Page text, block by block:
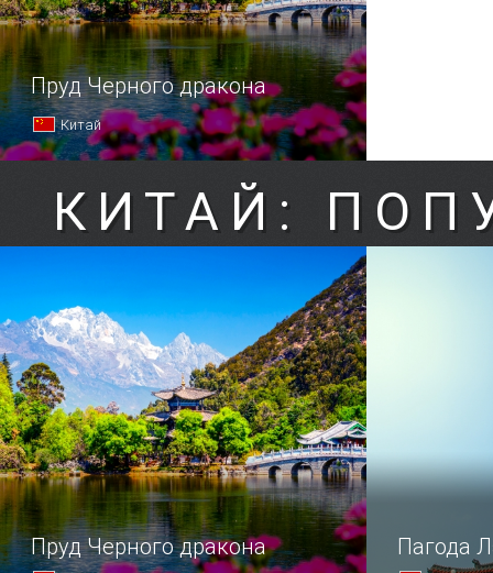
Пруд Черного дракона
Китай
КИТАЙ:
Пруд Черного дракона Пагода